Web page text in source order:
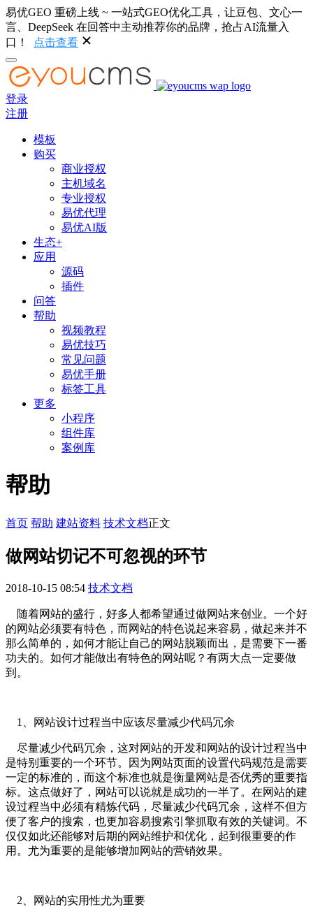
易优GEO 重磅上线 ~ 一站式GEO优化工具，让豆包、文心一
言、DeepSeek 在回答中主动推荐你的品牌，抢占AI流量入
口！
点击查看
登录
注册
模板
购买
商业授权
主机域名
专业授权
易优代理
易优AI版
生态+
应用
源码
插件
问答
帮助
视频教程
易优技巧
常见问题
易优手册
标签工具
更多
小程序
组件库
案例库
帮助
首页 帮助 建站资料 技术文档正文
做网站切记不可忽视的环节
2018-10-15 08:54 技术文档
随着网站的盛行，好多人都希望通过做网站来创业。一个好
的网站必须要有特色，而网站的特色说起来容易，做起来并不
那么简单的，如何才能让自己的网站脱颖而出，是需要下一番
功夫的。如何才能做出有特色的网站呢？有两大点一定要做
到。
1、网站设计过程当中应该尽量减少代码冗余
尽量减少代码冗余，这对网站的开发和网站的设计过程当中
是特别重要的一个环节。因为网站页面的设置代码规范是需要
一定的标准的，而这个标准也就是衡量网站是否优秀的重要指
标。这点做好了，网站可以说就是成功的一半了。在网站的建
设过程当中必须有精炼代码，尽量减少代码冗余，这样不但方
便了客户的搜索，也更加容易搜索引擎抓取有效的关键词。不
仅仅如此还能够对后期的网站维护和优化，起到很重要的作
用。尤为重要的是能够增加网站的营销效果。
2、网站的实用性尤为重要